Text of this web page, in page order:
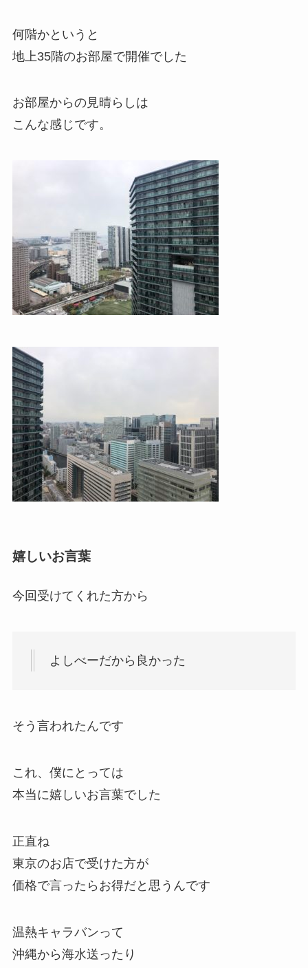
何階かというと
地上35階のお部屋で開催でした
お部屋からの見晴らしは
こんな感じです。
嬉しいお言葉
今回受けてくれた方から
よしべーだから良かった
そう言われたんです
これ、僕にとっては
本当に嬉しいお言葉でした
正直ね
東京のお店で受けた方が
価格で言ったらお得だと思うんです
温熱キャラバンって
沖縄から海水送ったり